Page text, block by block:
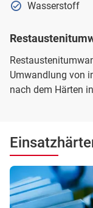
Wasserstoff
Umwandlung von
nach dem Härten